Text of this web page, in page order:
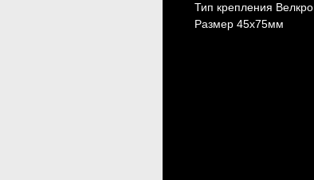
Тип крепления Велкро
Размер 45x75мм